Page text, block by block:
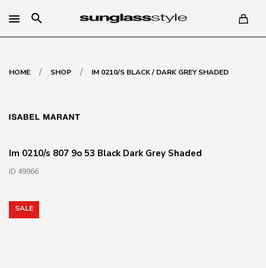
search
HOME / SHOP / IM 0210/S BLACK / DARK GREY SHADED
Im 0210/s 807 9o 53 Black Dark Grey Shaded
ID 49966
SALE